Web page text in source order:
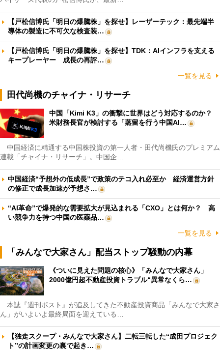
【戸松信博氏「明日の爆騰株」を探せ】レーザーテック：最先端半
導体の製造に不可欠な検査装…
【戸松信博氏「明日の爆騰株」を探せ】TDK：AIインフラを支える
キープレーヤー 成長の再評…
一覧を見る
田代尚機のチャイナ・リサーチ
中国「Kimi K3」の衝撃に世界はどう対応するのか？
米財務長官が検討する「蒸留を行う中国AI…
中国経済に精通する中国株投資の第一人者・田代尚機氏のプレミアム
連載「チャイナ・リサーチ」。中国企…
中国経済“予想外の低成長”で政策のテコ入れ必至か 経済運営方針
の修正で成長加速が予想さ…
“AI革命”で爆発的な需要拡大が見込まれる「CXO」とは何か？ 高
い競争力を持つ中国の医薬品…
一覧を見る
「みんなで大家さん」配当ストップ騒動の内幕
《ついに見えた問題の核心》「みんなで大家さん」
2000億円超不動産投資トラブル“異常なくら…
本誌『週刊ポスト』が追及してきた不動産投資商品「みんなで大家さ
ん」がいよいよ最終局面を迎えている…
【独走スクープ・みんなで大家さん】二転三転した“成田プロジェク
ト”の計画変更の裏で起き…